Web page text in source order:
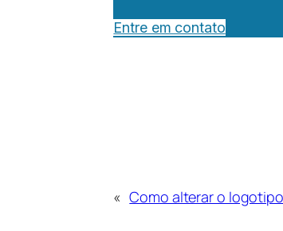
Entre em contato
« Como alterar o